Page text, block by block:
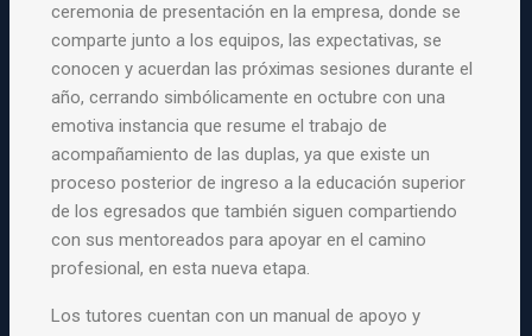
ceremonia de presentación en la empresa, donde se
comparte junto a los equipos, las expectativas, se
conocen y acuerdan las próximas sesiones durante el
año, cerrando simbólicamente en octubre con una
emotiva instancia que resume el trabajo de
acompañamiento de las duplas, ya que existe un
proceso posterior de ingreso a la educación superior
de los egresados que también siguen compartiendo
con sus mentoreados para apoyar en el camino
profesional, en esta nueva etapa.
Los tutores cuentan con un manual de apoyo y